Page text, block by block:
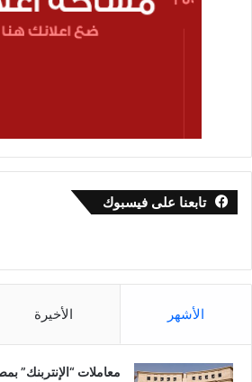
تابعنا على فيسبوك
الأشهر الأخيرة